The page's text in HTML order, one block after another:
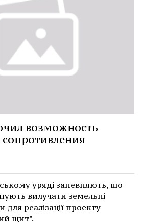
возможность
уряді запевняють, що
вилучати земельні
для реалізації проекту
щит".